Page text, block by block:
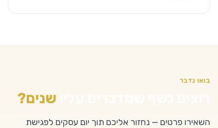
בואו נדבר
שנים?
השאירו פרטים — נחזור אליכם תוך יום עסקים לפגישת